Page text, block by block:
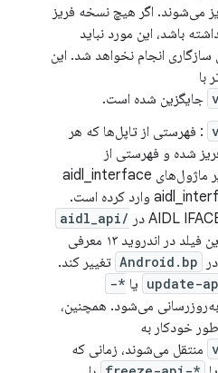
می‌شوند. اگر هیچ نسخه فریز
باشد، این مورد نباید
انجام نخواهد شد. این
جایگزین شده است.
: فهرستی از تاپل‌ها که هر
شده و فهرستی از
نسخه‌های وارد شده از سایر ماژول‌های aidl_interface
است که این نسخه از aidl_interface وارد کرده است.
aidl_api/
قرار دارد. این فیلد در اندروید ۱۳ معرفی
Android.bp تغییر کند.
یا *-
می‌شود. همچنین،
خودکار به
منتقل می‌شوند، زمانی که